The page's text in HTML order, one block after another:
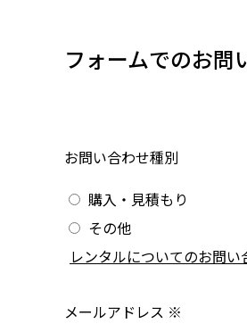
フォームでのお問
お問い合わせ種別
購入・見積もり
その他
レンタルについてのお問い
メールアドレス ※